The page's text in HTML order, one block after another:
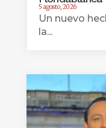
5 agosto, 2026
Un nuevo
la...